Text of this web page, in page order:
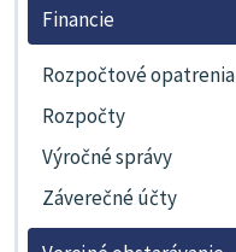
Financie
Rozpočtové opatrenia
Rozpočty
Výročné správy
Záverečné účty